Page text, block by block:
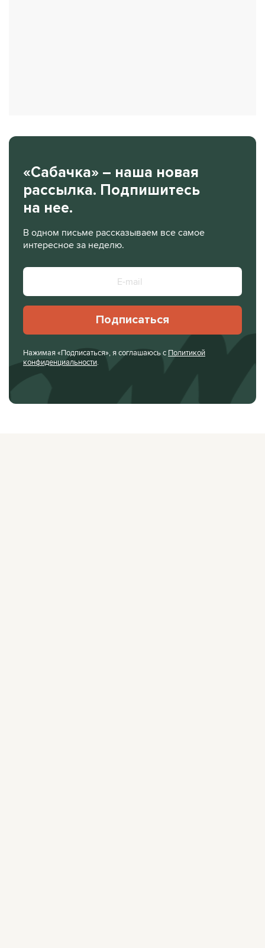
«Сабачка» – наша новая
рассылка. Подпишитесь
на нее.
В одном письме рассказываем все самое
интересное за неделю.
Подписаться
Нажимая «Подписаться», я соглашаюсь с Политикой
конфиденциальности.